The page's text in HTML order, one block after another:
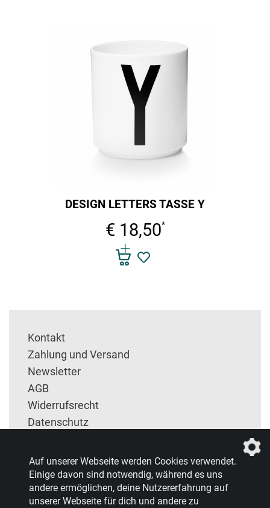
DESIGN LETTERS TASSE Y
€ 18,50*
Kontakt
Zahlung und Versand
Newsletter
AGB
Widerrufsrecht
Datenschutz
Entsorgung und Rückgabe
Auf unserer Webseite werden Cookies verwendet.
Einige davon sind notwendig, während es uns
andere ermöglichen, deine Nutzererfahrung auf
unserer Webseite für dich und andere zu